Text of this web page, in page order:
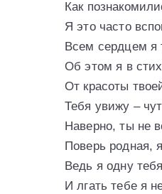
Как
Я это часто
Всем сердцем
Об этом я в
От красоты
Тебя увижу –
Наверно, ты не
Поверь родная,
Ведь я одну
И лгать тебе я